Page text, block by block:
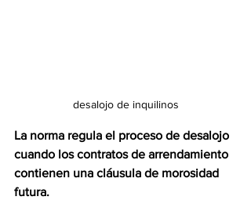
desalojo de inquilinos
La norma regula el proceso de desalojo
cuando los contratos de arrendamiento
contienen una cláusula de morosidad
futura.